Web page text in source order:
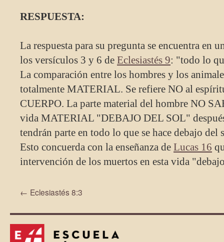
RESPUESTA:
La respuesta para su pregunta se encuentra en
los versículos 3 y 6 de Eclesiastés 9: "todo lo
La comparación entre los hombres y los
totalmente MATERIAL. Se refiere NO al
CUERPO. La parte material del hombre NO
vida MATERIAL "DEBAJO DEL SOL"
tendrán parte en todo lo que se hace debajo
Esto concuerda con la enseñanza de Lucas 16
intervención de los muertos en esta vida
← Eclesiastés 8:3